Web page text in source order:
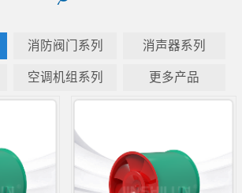
消防阀门系列 消声器系列
空调机组系列 更多产品